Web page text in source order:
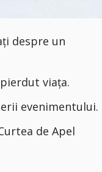
despre un
viața.
evenimentului.
de Apel